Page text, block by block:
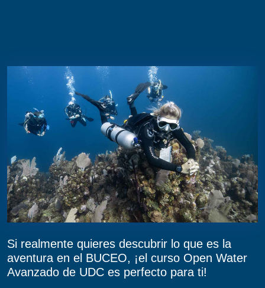
Si realmente quieres descubrir lo que es la
aventura en el BUCEO, ¡el curso Open Water
Avanzado de UDC es perfecto para ti!